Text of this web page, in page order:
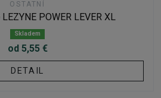
OSTATNÍ
POWER LEVER XL
Skladem
od 5,55 €
DETAIL